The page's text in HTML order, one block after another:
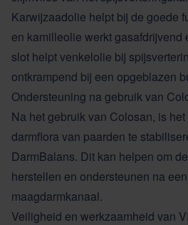
Karwijzaadolie helpt bij de goede
en kamilleolie werkt gasafdrijvend
slot helpt venkelolie bij
ontkrampend bij een opgeblazen
Ondersteuning na gebruik van
Na het gebruik van Colosan, is
darmflora van paarden te
DarmBalans. Dit kan helpen om
herstellen en ondersteunen na
maagdarmkanaal.
Veiligheid en werkzaamheid van